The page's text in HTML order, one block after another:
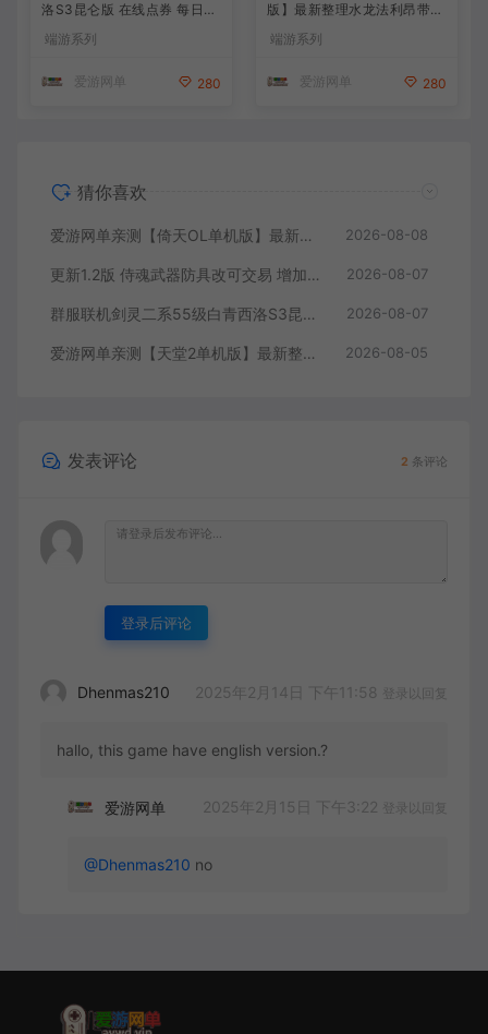
洛S3昆仑版 在线点券 每日礼
包 复古玩法
端游系列
爱游网单 280
版】最新整理水龙法利昂带假
人商业端制作单机 内置多功
能GM控制台 可发物品装备
端游系列
爱游网单 280
猜你喜欢
爱游网单亲测【倚天OL单机版】最新整理龙驹完善版 怀旧武侠网游单机 带GM工具可发物品装备 虚拟机一键端 视频安装教学 2026-08-08
更新1.2版 侍魂武器防具改可交易 增加掉落和在线奖励 DNF70星月侍魂联机版 新版技能 丰富异次元技能装备词条 护石 辟邪玉 皮肤外观 BUFF技能徽章 史诗装备特效徽章 技能宝珠等 在线点 装备靠爆 2026-08-07
群服联机剑灵二系55级白青西洛S3昆仑版 在线点券 每日礼包 复古玩法 2026-08-07
爱游网单亲测【天堂2单机版】最新整理水龙法利昂带假人商业端制作单机 内置多功能GM控制台 可发物品装备 虚拟机一键端 视频安装教学 2026-08-05
发表评论 2 条评论
登录后评论
Dhenmas210 2025年2月14日 下午11:58
hallo, this game have english version.?
爱游网单 2025年2月15日 下午3:22 登录以回复
@Dhenmas210 no